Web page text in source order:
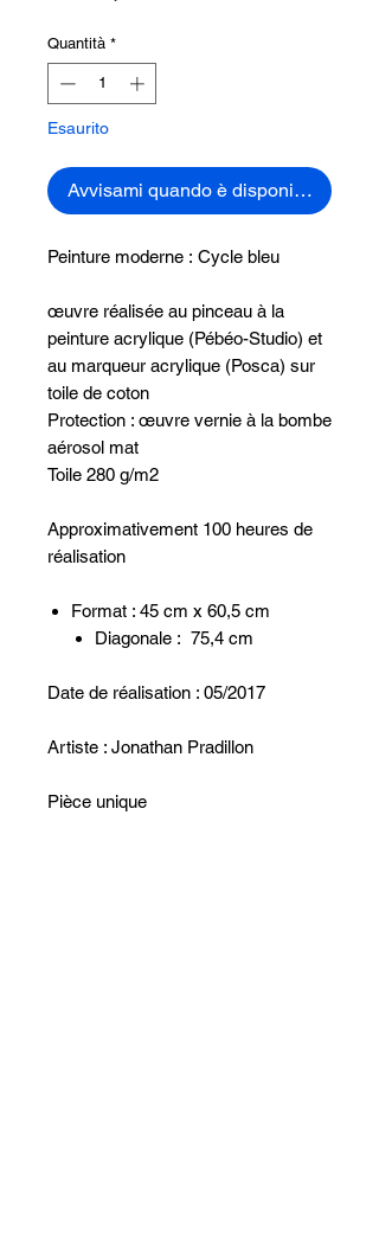
Quantità *
Esaurito
Avvisami quando è disponibile
Peinture moderne : Cycle bleu
œuvre réalisée au pinceau à la
peinture acrylique (Pébéo-Studio) et
au marqueur acrylique (Posca) sur
toile de coton
Protection : œuvre vernie à la bombe
aérosol mat
Toile 280 g/m2
Approximativement 100 heures de
réalisation
Format : 45 cm x 60,5 cm
Diagonale : 75,4 cm
Date de réalisation : 05/2017
Artiste : Jonathan Pradillon
Pièce unique